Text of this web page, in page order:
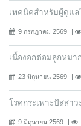
เทคนิคสำหรับผู้ดูแล
9 กรกฎาคม 2569
เนื้องอกต่อมลูกหมาก
23 มิถุนายน 2569
โรคกระเพาะปัสสา
9 มิถุนายน 2569